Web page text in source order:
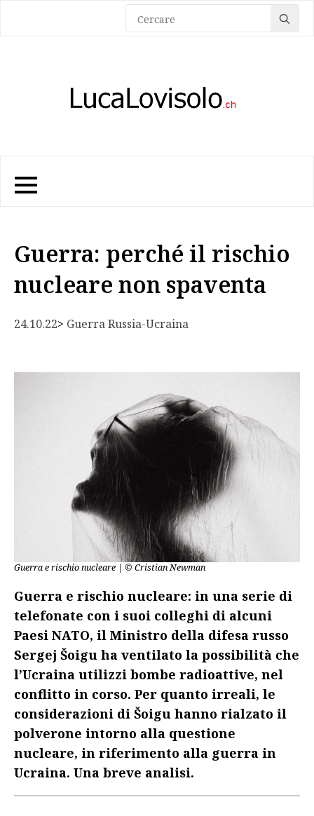
for:
Guerra: perché il rischio
nucleare non spaventa
24.10.22> Guerra Russia-Ucraina
Guerra e rischio nucleare | © Cristian Newman
Guerra e rischio nucleare: in una serie di
telefonate con i suoi colleghi di alcuni
Paesi NATO, il Ministro della difesa russo
Sergej Šoigu ha ventilato la possibilità che
l’Ucraina utilizzi bombe radioattive, nel
conflitto in corso. Per quanto irreali, le
considerazioni di Šoigu hanno rialzato il
polverone intorno alla questione
nucleare, in riferimento alla guerra in
Ucraina. Una breve analisi.